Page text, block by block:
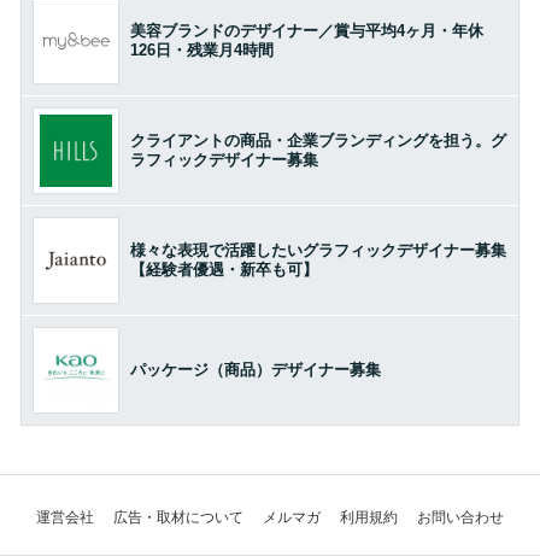
美容ブランドのデザイナー／賞与平均4ヶ月・年休
126日・残業月4時間
クライアントの商品・企業ブランディングを担う。グ
ラフィックデザイナー募集
様々な表現で活躍したいグラフィックデザイナー募集
【経験者優遇・新卒も可】
パッケージ（商品）デザイナー募集
運営会社 広告・取材について メルマガ 利用規約 お問い合わせ